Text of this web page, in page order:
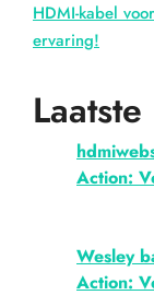
HDMI-kabel
ervaring!
Action:
Wesley
Action: